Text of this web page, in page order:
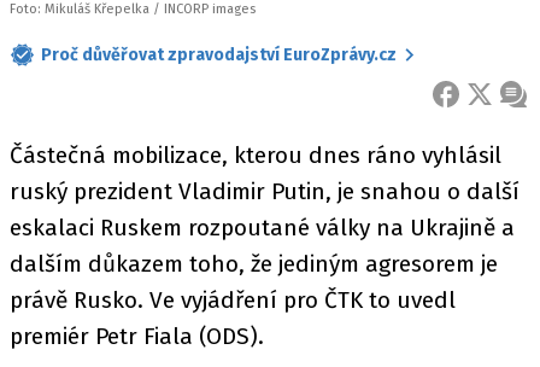
Foto: Mikuláš Křepelka / INCORP images
Proč důvěřovat zpravodajství EuroZprávy.cz
FACEBOOK
X
Částečná mobilizace, kterou dnes ráno vyhlásil
ruský prezident Vladimir Putin, je snahou o další
eskalaci Ruskem rozpoutané války na Ukrajině a
dalším důkazem toho, že jediným agresorem je
právě Rusko. Ve vyjádření pro ČTK to uvedl
premiér Petr Fiala (ODS).